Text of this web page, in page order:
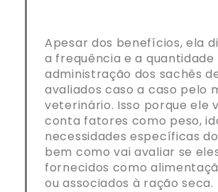
Apesar dos benefícios, ela
a frequência e a quantidade
administração dos sachês
avaliados caso a caso pelo
veterinário. Isso porque ele
conta fatores como peso,
necessidades específicas
bem como vai avaliar se
fornecidos como
ou associados à ração seca.